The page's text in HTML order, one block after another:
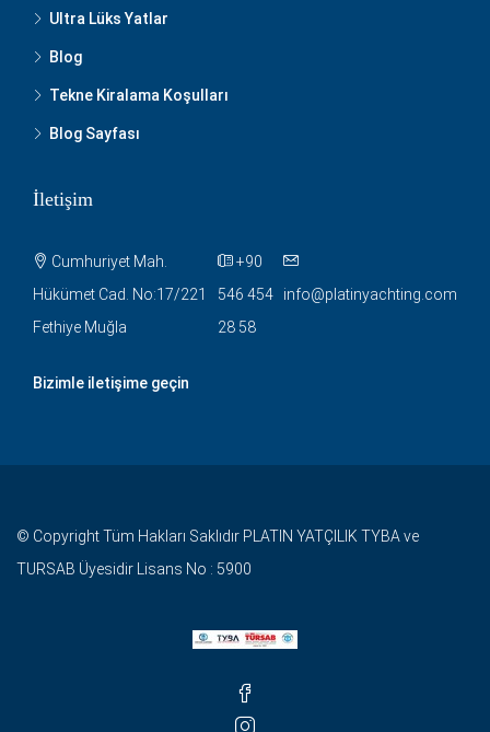
Ultra Lüks Yatlar
Blog
Tekne Kiralama Koşulları
Blog Sayfası
İletişim
Cumhuriyet Mah.
Hükümet Cad. No:17/221
Fethiye Muğla
+90
546 454
28 58
info@platinyachting.com
Bizimle iletişime geçin
© Copyright Tüm Hakları Saklıdır PLATIN YATÇILIK TYBA ve
TURSAB Üyesidir Lisans No : 5900